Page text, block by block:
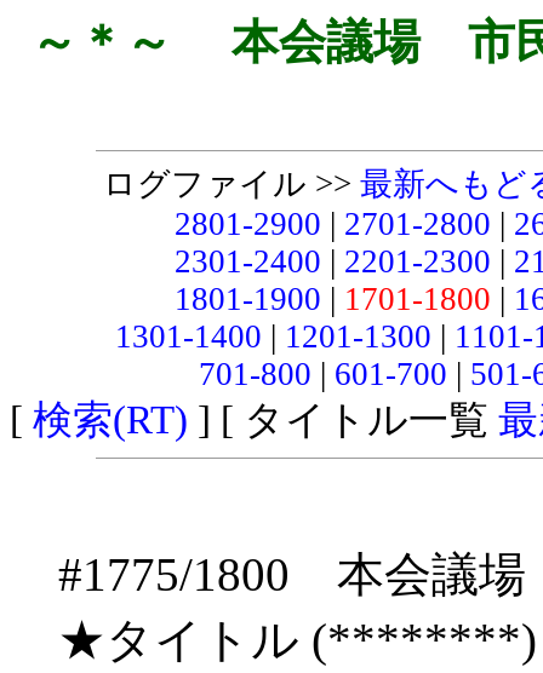
～＊～ 本会議場 市
ログファイル >> 最新へもど
2801-2900 | 2701-2800 |
2301-2400 | 2201-2300 |
1801-1900 | 1701-1800 |
1301-1400 | 1201-1300 |
701-800 | 601-700 |
[ 検索(RT) ] [ タイトル一覧
#1775/1800 本会
★タイトル (********)